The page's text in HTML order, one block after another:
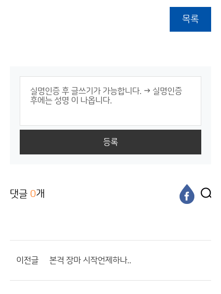
목록
등록
댓글 0개
이전글 본격 장마 시작언제하나..